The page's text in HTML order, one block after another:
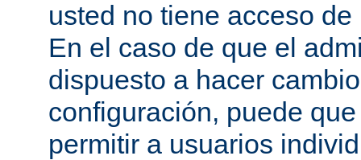
usted no tiene acceso
En el caso de que el
dispuesto a hacer
configuración, puede
permitir a usuarios